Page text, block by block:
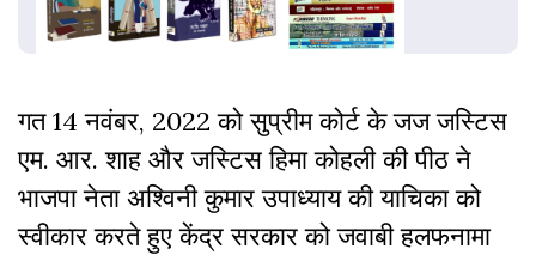
गत 14 नवंबर, 2022 को सुप्रीम कोर्ट के जज जस्टिस
एम. आर. शाह और जस्टिस हिमा कोहली की पीठ ने
भाजपा नेता अश्विनी कुमार उपाध्याय की याचिका को
स्वीकार करते हुए केंद्र सरकार को जवाबी हलफनामा